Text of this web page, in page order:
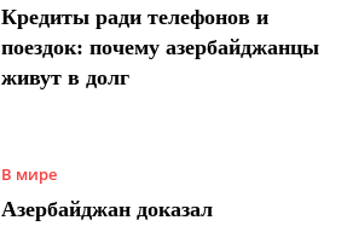
Кредиты ради телефонов и
поездок: почему азербайджанцы
живут в долг
В мире
Азербайджан доказал